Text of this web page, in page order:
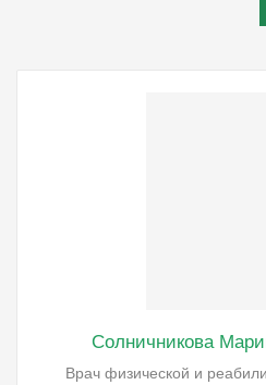
Солничникова
Врач физической и